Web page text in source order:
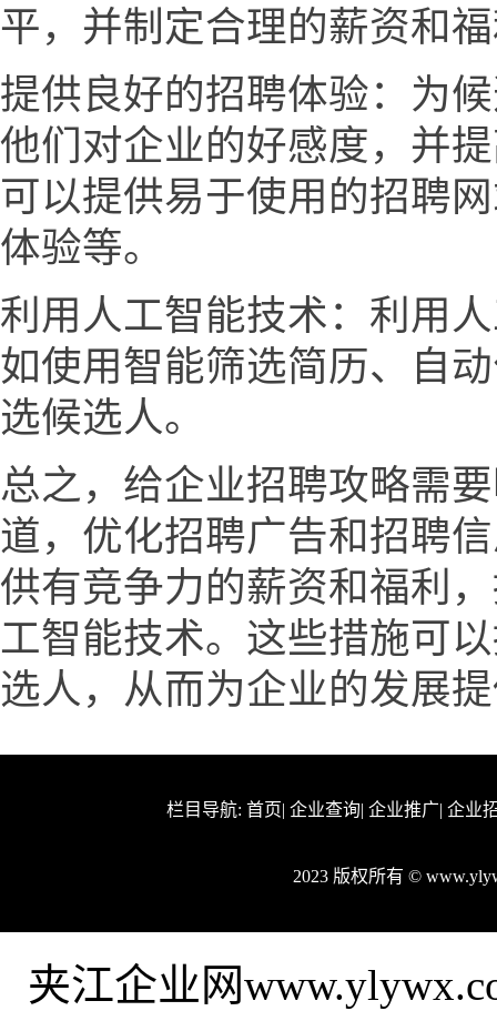
平，并制定合理的薪资和
提供良好的招聘体验：为
他们对企业的好感度，并
可以提供易于使用的招聘
体验等。
利用人工智能技术：利用
如使用智能筛选简历、自
选候选人。
总之，给企业招聘攻略需
道，优化招聘广告和招聘
供有竞争力的薪资和福利
工智能技术。这些措施可
选人，从而为企业的发展
栏目导航: 首页| 企业查询| 企业推广| 企业
2023 版权所有 ©
夹江企业网